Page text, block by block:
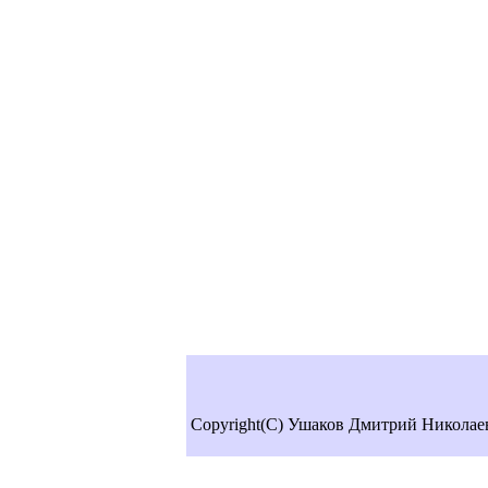
Copyright(C) Ушаков Дмитрий